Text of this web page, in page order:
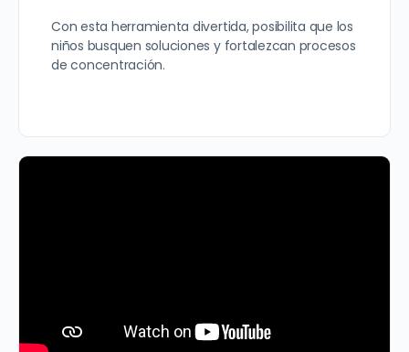
Con esta herramienta divertida, posibilita que los
niños busquen soluciones y fortalezcan procesos
de concentración.